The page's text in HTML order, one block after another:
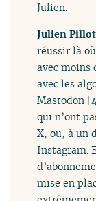
Julien.
Julien
réussir là
avec moins
avec les
Mastodon [4
qui n’ont
X, ou, à un
Instagram.
mise en